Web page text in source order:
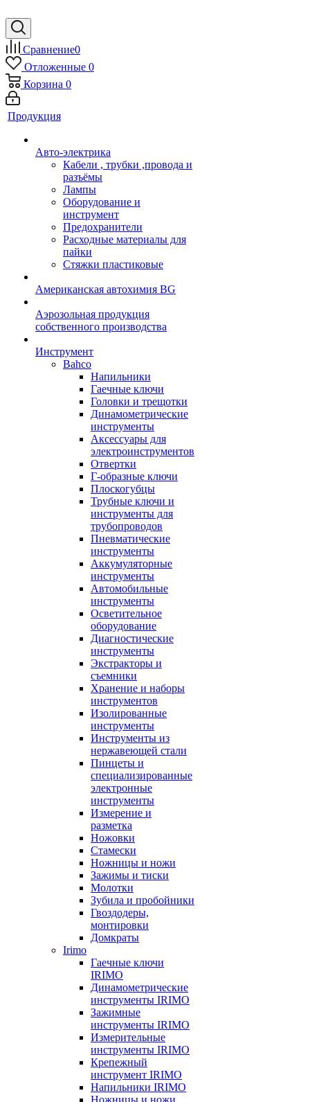
Сравнение0
Отложенные 0
Корзина 0
Продукция
Авто-электрика
Кабели , трубки ,провода и
разъёмы
Лампы
Оборудование и
инструмент
Предохранители
Расходные материалы для
пайки
Стяжки пластиковые
Американская автохимия BG
Аэрозольная продукция
собственного производства
Инструмент
Bahco
Напильники
Гаечные ключи
Головки и трещотки
Динамометрические
инструменты
Аксессуары для
электроинструментов
Отвертки
Г-образные ключи
Плоскогубцы
Трубные ключи и
инструменты для
трубопроводов
Пневматические
инструменты
Аккумуляторные
инструменты
Автомобильные
инструменты
Осветительное
оборудование
Диагностические
инструменты
Экстракторы и
съемники
Хранение и наборы
инструментов
Изолированные
инструменты
Инструменты из
нержавеющей стали
Пинцеты и
специализированные
электронные
инструменты
Измерение и
разметка
Ножовки
Стамески
Ножницы и ножи
Зажимы и тиски
Молотки
Зубила и пробойники
Гвоздодеры,
монтировки
Домкраты
Irimo
Гаечные ключи
IRIMO
Динамометрические
инструменты IRIMO
Зажимные
инструменты IRIMO
Измерительные
инструменты IRIMO
Крепежный
инструмент IRIMO
Напильники IRIMO
Ножницы и ножи